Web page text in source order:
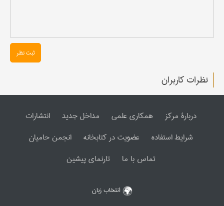
ثبت نظر
نظرات کاربران
دربارۀ مرکز همکاری علمی مداخل جدید
انتشارات
شرایط استفاده
عضویت در کتابخانه
انجمن حامیان
تماس با ما
تارنمای پیشین
انتخاب زبان